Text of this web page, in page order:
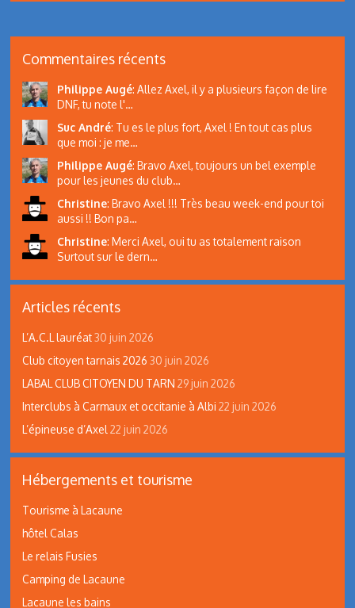
Commentaires récents
Philippe Augé: Allez Axel, il y a plusieurs façon de lire
DNF, tu note l'…
Suc André: Tu es le plus fort, Axel ! En tout cas plus
que moi : je me…
Philippe Augé: Bravo Axel, toujours un bel exemple
pour les jeunes du club…
Christine: Bravo Axel !!! Très beau week-end pour toi
aussi !! Bon pa…
Christine: Merci Axel, oui tu as totalement raison
Surtout sur le dern…
Articles récents
L’A.C.L lauréat 30 juin 2026
Club citoyen tarnais 2026 30 juin 2026
LABAL CLUB CITOYEN DU TARN 29 juin 2026
Interclubs à Carmaux et occitanie à Albi 22 juin 2026
L’épineuse d’Axel 22 juin 2026
Hébergements et tourisme
Tourisme à Lacaune
hôtel Calas
Le relais Fusies
Camping de Lacaune
Lacaune les bains